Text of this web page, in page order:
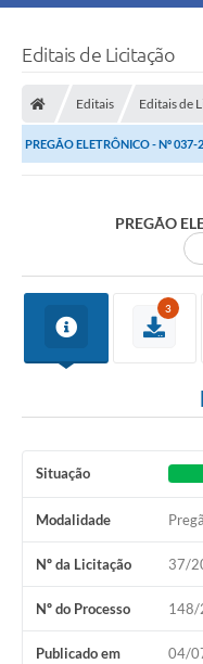
Editais de Licitação
Editais Editais de
PREGÃO ELETRÔNICO - Nº 037-
PREGÃO
3
Situação
Modalidade
Nº da Licitação 37/
Nº do Processo 148/
Publicado em 04/